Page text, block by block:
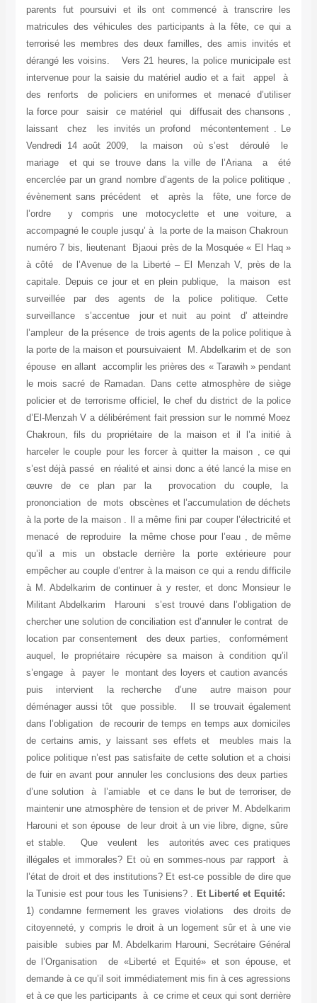
parents fut poursuivi et ils ont commencé à transcrire les
matricules des véhicules des participants à la fête, ce qui a
terrorisé les membres des deux familles, des amis invités et
dérangé les voisins. Vers 21 heures, la police municipale est
intervenue pour la saisie du matériel audio et a fait appel à
des renforts de policiers en uniformes et menacé d’utiliser
la force pour saisir ce matériel qui diffusait des chansons ,
laissant chez les invités un profond mécontentement . Le
Vendredi 14 août 2009, la maison où s’est déroulé le
mariage et qui se trouve dans la ville de l’Ariana a été
encerclée par un grand nombre d’agents de la police politique ,
évènement sans précédent et après la fête, une force de
l’ordre y compris une motocyclette et une voiture, a
accompagné le couple jusqu’ à la porte de la maison Chakroun
numéro 7 bis, lieutenant Bjaoui près de la Mosquée « El Haq »
à côté de l’Avenue de la Liberté – El Menzah V, près de la
capitale. Depuis ce jour et en plein publique, la maison est
surveillée par des agents de la police politique. Cette
surveillance s’accentue jour et nuit au point d’ atteindre
l’ampleur de la présence de trois agents de la police politique à
la porte de la maison et poursuivaient M. Abdelkarim et de son
épouse en allant accomplir les prières des « Tarawih » pendant
le mois sacré de Ramadan. Dans cette atmosphère de siège
policier et de terrorisme officiel, le chef du district de la police
d’El-Menzah V a délibérément fait pression sur le nommé Moez
Chakroun, fils du propriétaire de la maison et il l’a initié à
harceler le couple pour les forcer à quitter la maison , ce qui
s’est déjà passé en réalité et ainsi donc a été lancé la mise en
œuvre de ce plan par la provocation du couple, la
prononciation de mots obscènes et l’accumulation de déchets
à la porte de la maison . Il a même fini par couper l’électricité et
menacé de reproduire la même chose pour l’eau , de même
qu’il a mis un obstacle derrière la porte extérieure pour
empêcher au couple d’entrer à la maison ce qui a rendu difficile
à M. Abdelkarim de continuer à y rester, et donc Monsieur le
Militant Abdelkarim Harouni s’est trouvé dans l’obligation de
chercher une solution de conciliation est d’annuler le contrat de
location par consentement des deux parties, conformément
auquel, le propriétaire récupère sa maison à condition qu’il
s’engage à payer le montant des loyers et caution avancés
puis intervient la recherche d’une autre maison pour
déménager aussi tôt que possible. Il se trouvait également
dans l’obligation de recourir de temps en temps aux domiciles
de certains amis, y laissant ses effets et meubles mais la
police politique n’est pas satisfaite de cette solution et a choisi
de fuir en avant pour annuler les conclusions des deux parties
d’une solution à l’amiable et ce dans le but de terroriser, de
maintenir une atmosphère de tension et de priver M. Abdelkarim
Harouni et son épouse de leur droit à un vie libre, digne, sûre
et stable. Que veulent les autorités avec ces pratiques
illégales et immorales? Et où en sommes-nous par rapport à
l’état de droit et des institutions? Et est-ce possible de dire que
la Tunisie est pour tous les Tunisiens? . Et Liberté et Equité:
1) condamne fermement les graves violations des droits de
citoyenneté, y compris le droit à un logement sûr et à une vie
paisible subies par M. Abdelkarim Harouni, Secrétaire Général
de l’Organisation de «Liberté et Equité» et son épouse, et
demande à ce qu’il soit immédiatement mis fin à ces agressions
et à ce que les participants à ce crime et ceux qui sont derrière